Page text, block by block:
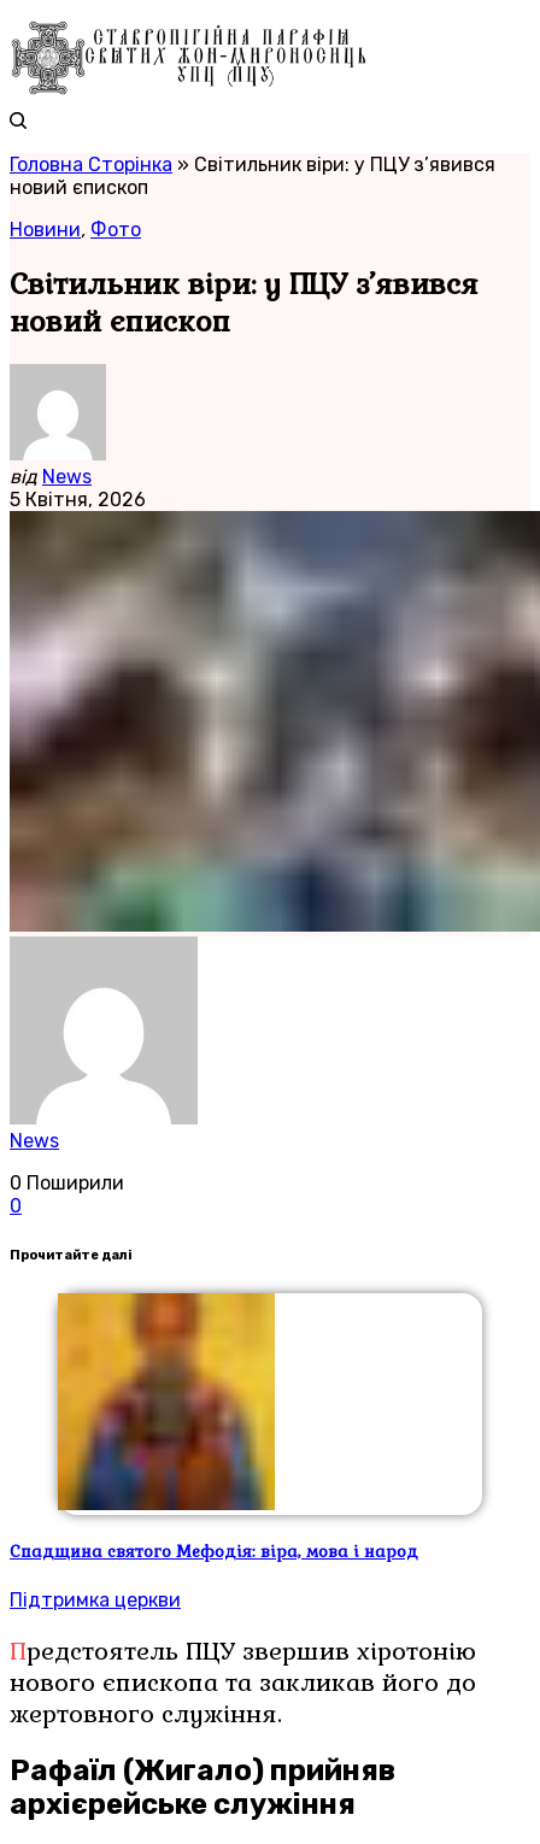
Головна Сторінка » Світильник віри: у ПЦУ з’явився
новий єпископ
Новини, Фото
Світильник віри: у ПЦУ з’явився
новий єпископ
від News
5 Квітня, 2026
News
0 Поширили
0
Прочитайте далі
Спадщина святого Мефодія: віра, мова і народ
Підтримка церкви
Предстоятель ПЦУ звершив хіротонію
нового єпископа та закликав його до
жертовного служіння.
Рафаїл (Жигало) прийняв
архієрейське служіння